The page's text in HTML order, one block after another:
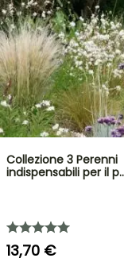
Collezione 3 Perenni
indispensabili per il
13,70 €